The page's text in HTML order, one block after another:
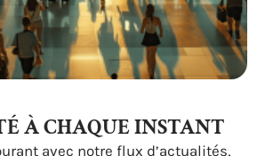
À CHAQUE INSTANT
avec notre flux d’actualités,